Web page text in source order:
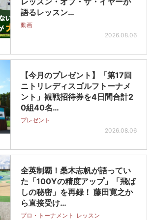
語るレッスン…
動画
2026.08.06
【今月のプレゼント】「第17回
ニトリレディスゴルフトーナメ
ント」観戦招待券を4日間合計2
0組40名…
プレゼント
2026.08.06
全英制覇！桑木志帆が語ってい
た「100Yの精度アップ」「飛ば
しの秘密」を再録！ 藤田寛之か
ら直接受け…
プロ・トーナメント レッスン